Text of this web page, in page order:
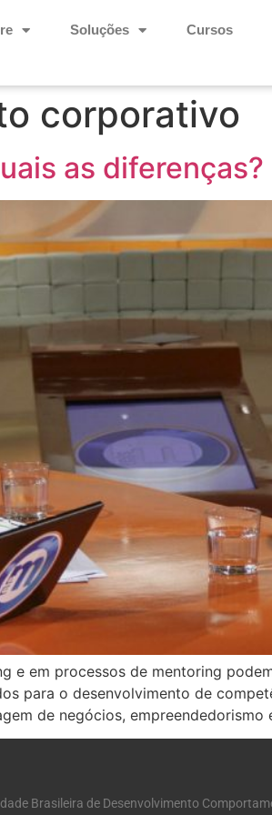
Soluções Cursos
corporativo
as diferenças?
e em processos de mentoring
para o desenvolvimento de
de negócios, empreendedorismo
Brasileira de Desenvolvimento